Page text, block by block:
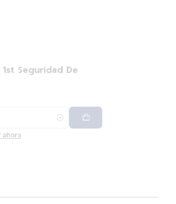
Seguridad De